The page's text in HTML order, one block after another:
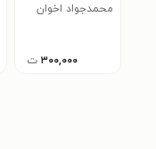
محمدجواد اخوان
۳۰۰,۰۰۰ ت